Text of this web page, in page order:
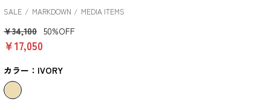
SALE
MARKDOWN MEDIA ITEMS
￥34,100 50%OFF
￥17,050
カラー：IVORY